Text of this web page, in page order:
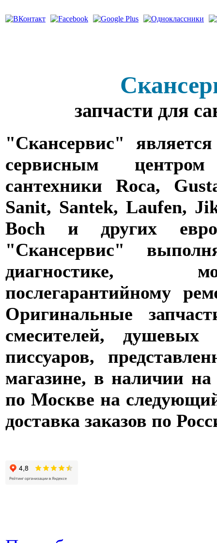
запчасти для
"Скансервис"
сервисным
сантехники Roca,
Sanit, Santek, Laufen,
Boch и других
"Скансервис"
диагностике,
послегарантийному
Оригинальные
смесителей, душевых
писсуаров,
магазине, в наличии на
по Москве на
доставка заказов по